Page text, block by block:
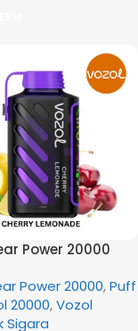
Power 20000
Power 20000,Puff
20000,Vozol
Sigara